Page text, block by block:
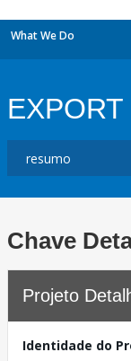
What We Do
Chave
Projeto
Identidade do